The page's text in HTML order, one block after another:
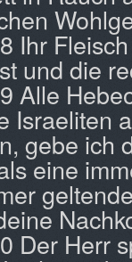
Ihr
und die
Alle
Israeliten
gebe ich
eine
Der Herr